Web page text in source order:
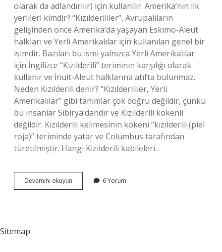
olarak da adlandırılır) için kullanılır. Amerika’nın ilk
yerlileri kimdir? “Kızılderililer”, Avrupalıların
gelişinden önce Amerika’da yaşayan Eskimo-Aleut
halkları ve Yerli Amerikalılar için kullanılan genel bir
isimdir. Bazıları bu ismi yalnızca Yerli Amerikalılar
için İngilizce “Kızılderili” teriminin karşılığı olarak
kullanır ve İnuit-Aleut halklarına atıfta bulunmaz.
Neden Kızılderili denir? “Kızılderililer, Yerli
Amerikalılar” gibi tanımlar çok doğru değildir, çünkü
bu insanlar Sibirya’dandır ve Kızılderili kökenli
değildir. Kızılderili kelimesinin kökeni “kızılderili (piel
roja)” teriminde yatar ve Columbus tarafından
türetilmiştir. Hangi Kızılderili kabileleri…
Devamını okuyun Amerika
Yerlilerine
6 Yorum
Sitemap